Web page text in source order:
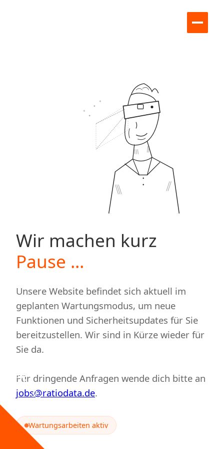
Wir machen kurz
Pause ...
Unsere Website befindet sich aktuell im
geplanten Wartungsmodus, um neue
Funktionen und Sicherheitsupdates für Sie
bereitzustellen. Wir sind in Kürze wieder für
Sie da.
Für dringende Anfragen wende dich bitte an
jobs@ratiodata.de.
Wartungsarbeiten aktiv
Wartung